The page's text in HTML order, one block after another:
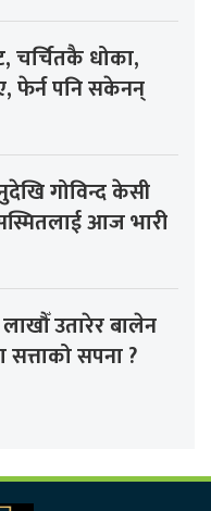
चर्चितकै धोका,
फेर्न पनि सकेनन्
गोविन्द केसी
आज भारी
उतारेर बालेन
सपना ?